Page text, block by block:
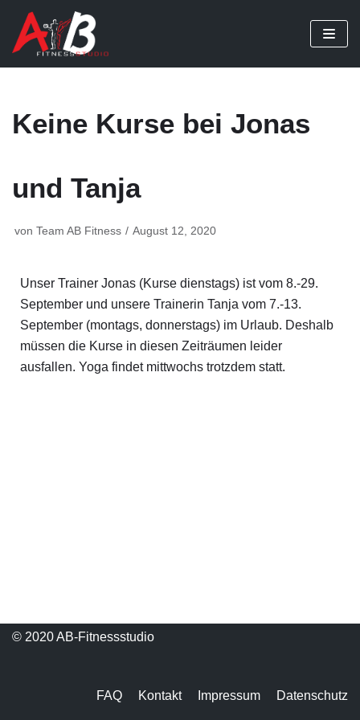
Zum
Inhalt
Keine Kurse bei Jonas
und Tanja
von Team AB Fitness August 12, 2020
Unser Trainer Jonas (Kurse dienstags) ist vom 8.-29.
September und unsere Trainerin Tanja vom 7.-13.
September (montags, donnerstags) im Urlaub. Deshalb
müssen die Kurse in diesen Zeiträumen leider
ausfallen. Yoga findet mittwochs trotzdem statt.
© 2020 AB-Fitnessstudio
FAQ Kontakt Impressum Datenschutz